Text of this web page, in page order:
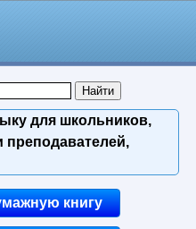
для школьников,
преподавателей,
книгу